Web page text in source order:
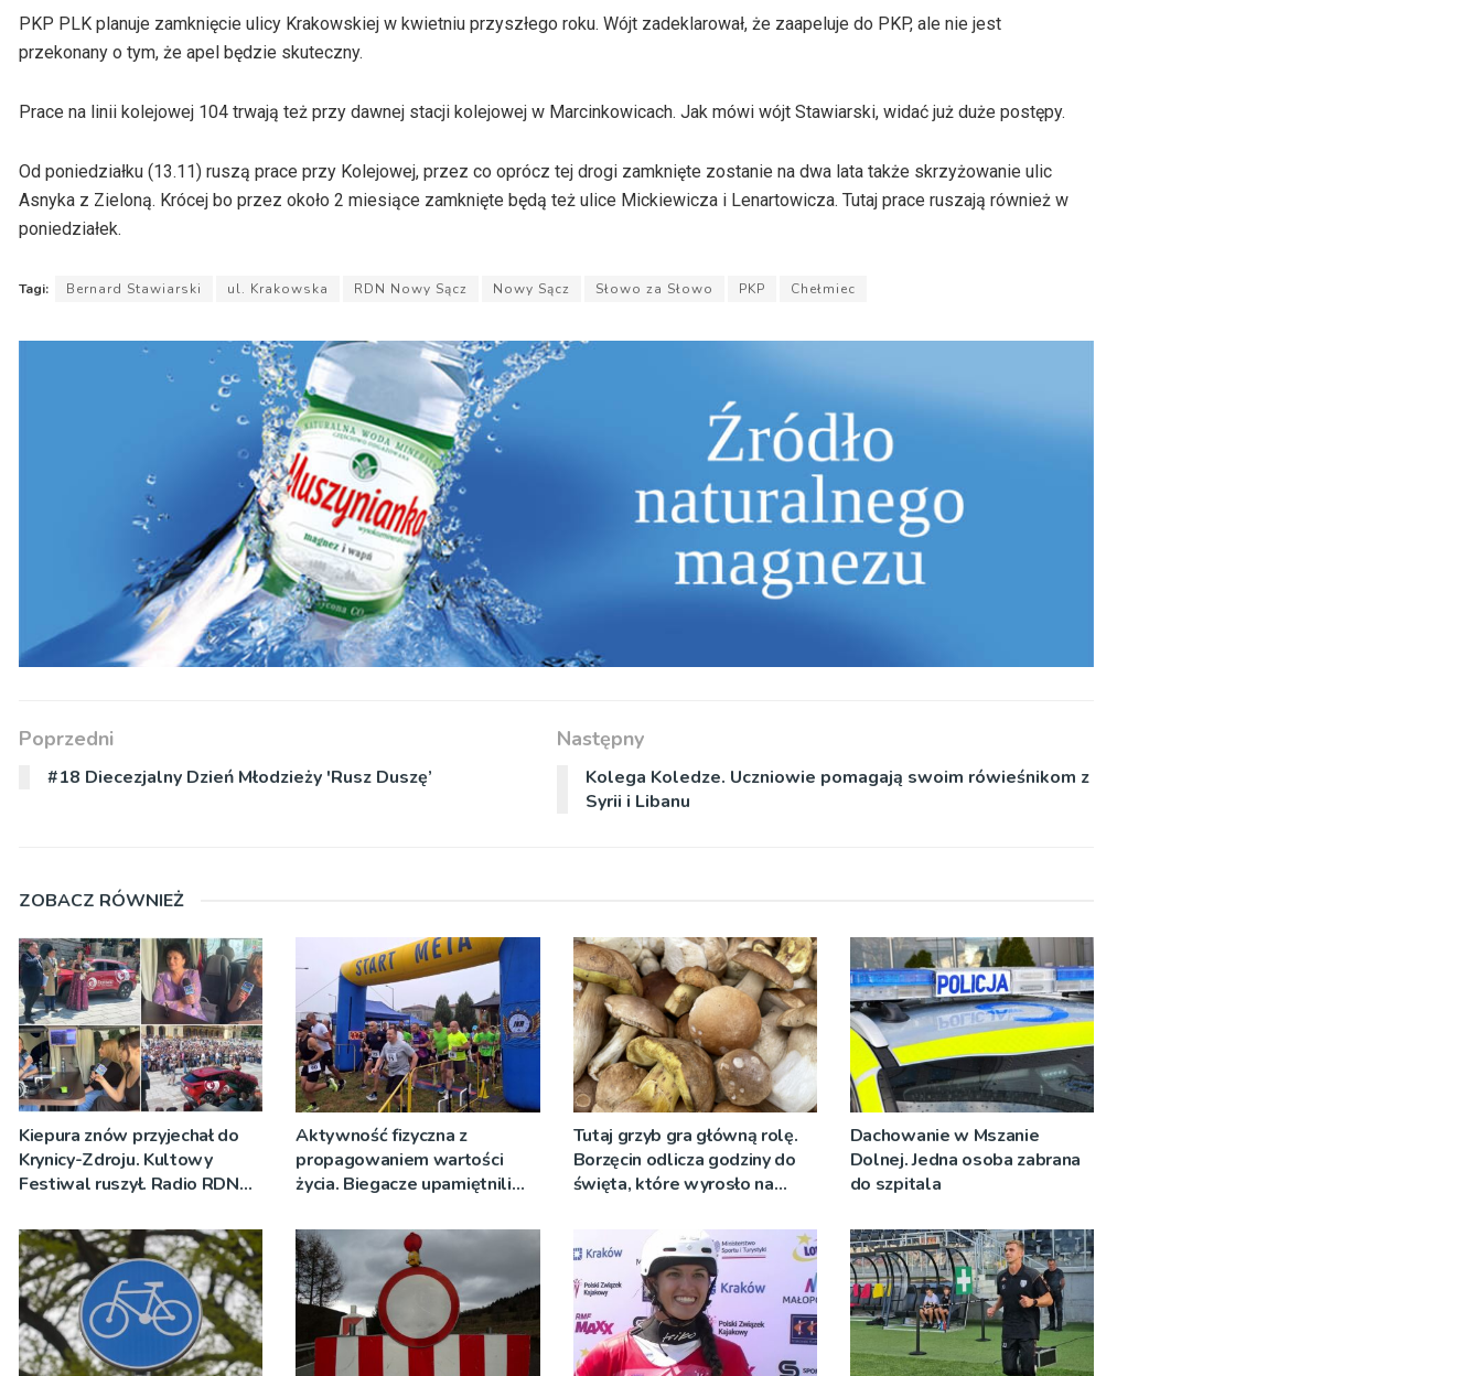
głośność.
PKP PLK planuje zamknięcie ulicy Krakowskiej w kwietniu przyszłego roku. Wójt zadeklarował, że zaapeluje do PKP, ale nie jest
przekonany o tym, że apel będzie skuteczny.
Prace na linii kolejowej 104 trwają też przy dawnej stacji kolejowej w Marcinkowicach. Jak mówi wójt Stawiarski, widać już duże postępy.
Od poniedziałku (13.11) ruszą prace przy Kolejowej, przez co oprócz tej drogi zamknięte zostanie na dwa lata także skrzyżowanie ulic
Asnyka z Zieloną. Krócej bo przez około 2 miesiące zamknięte będą też ulice Mickiewicza i Lenartowicza. Tutaj prace ruszają również w
poniedziałek.
Tagi: Bernard Stawiarski ul. Krakowska RDN Nowy Sącz Nowy Sącz Słowo za Słowo PKP Chełmiec
Poprzedni
#18 Diecezjalny Dzień Młodzieży 'Rusz Duszę’
Następny
Kolega Koledze. Uczniowie pomagają swoim rówieśnikom z
Syrii i Libanu
ZOBACZ RÓWNIEŻ
Kiepura znów przyjechał do
Krynicy-Zdroju. Kultowy
Festiwal ruszył. Radio RDN
[ZDJĘCIA]
Aktywność fizyczna z
propagowaniem wartości
życia. Biegacze upamiętnili
Tutaj grzyb gra główną rolę.
Borzęcin odlicza godziny do
święta, które wyrosło na
Dachowanie w Mszanie
Dolnej. Jedna osoba zabrana
do szpitala